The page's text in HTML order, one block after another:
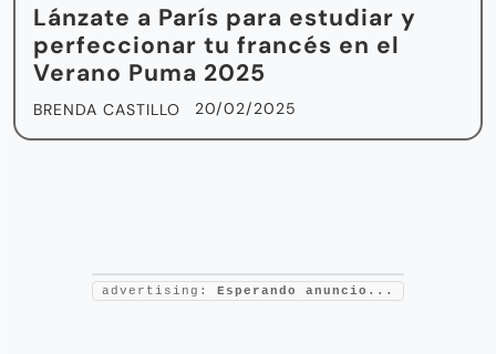
Lánzate a París para estudiar y
perfeccionar tu francés en el
Verano Puma 2025
BRENDA CASTILLO 20/02/2025
advertising: Esperando anuncio...